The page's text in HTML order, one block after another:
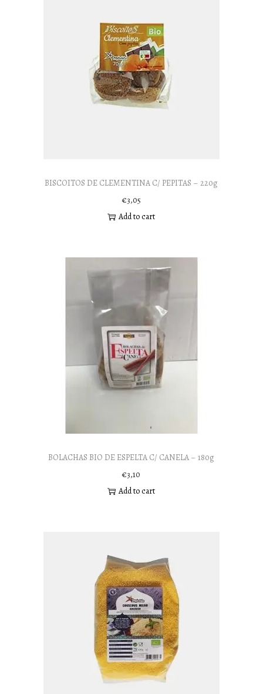
BISCOITOS DE CLEMENTINA C/ PEPITAS – 220g
€3,05
Add to cart
BOLACHAS BIO DE ESPELTA C/ CANELA – 180g
€3,10
Add to cart